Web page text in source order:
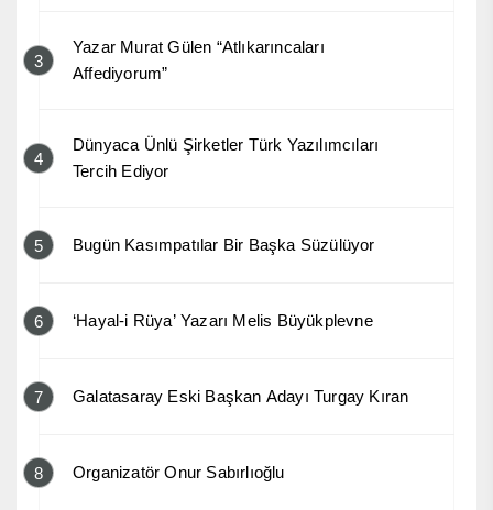
3
Yazar Murat Gülen “Atlıkarıncaları
Affediyorum”
4
Dünyaca Ünlü Şirketler Türk Yazılımcıları
Tercih Ediyor
5 Bugün Kasımpatılar Bir Başka Süzülüyor
6 ‘Hayal-i Rüya’ Yazarı Melis Büyükplevne
7 Galatasaray Eski Başkan Adayı Turgay Kıran
8 Organizatör Onur Sabırlıoğlu